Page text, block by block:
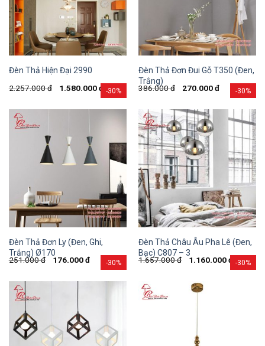
-30%
Đèn Thả Hiện Đại 2990
2.257.000đ 1.580.000đ -30%
Đèn Thả Đơn Đui Gỗ T350 (Đen,
Trắng)
386.000đ 270.000đ
-30%
Đèn Thả Đơn Ly (Đen, Ghi,
Trắng) Ø170
251.000đ 176.000đ -30%
Đèn Thả Châu Âu Pha Lê (Đen,
Bạc) C807 – 3
1.657.000đ 1.160.000đ